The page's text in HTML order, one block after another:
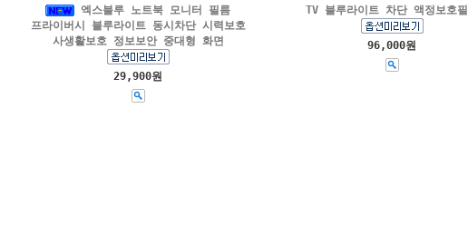
엑스블루 노트북 모니터 필름
프라이버시 블루라이트 동시차단 시력보호
사생활보호 정보보안 중대형 화면
29,900원
TV 블루라이트 차단 액정보호
96,000원